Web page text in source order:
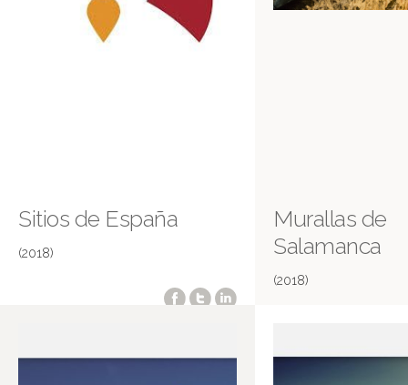
Sitios de España
(2018)
Murallas de
Salamanca
(2018)